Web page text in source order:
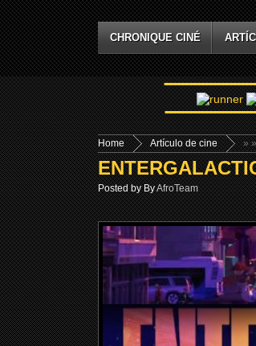
CHRONIQUE CINÉ
Home »
Artículo de cine
Posted by ByAfroTeam